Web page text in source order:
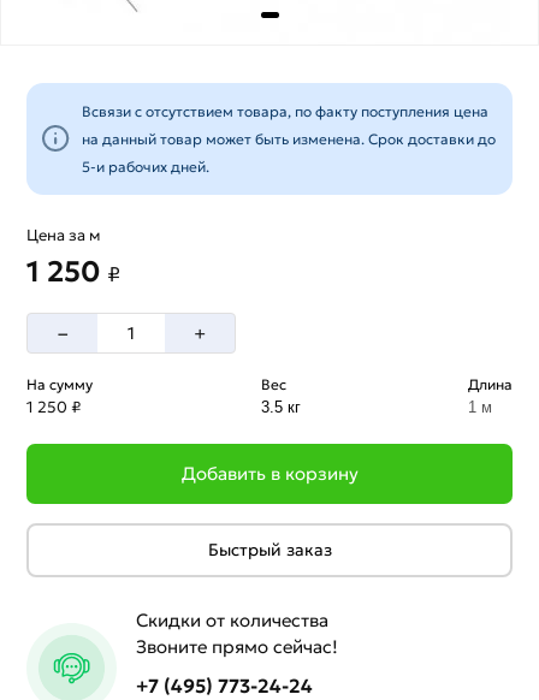
Всвязи с отсутствием товара, по факту поступления цена
на данный товар может быть изменена. Срок доставки до
5-и рабочих дней.
Цена за м
1 250 ₽
– +
На сумму
1 250 ₽
Вес
3.5 кг
Длина
1 м
Добавить в корзину
Быстрый заказ
Скидки от количества
Звоните прямо сейчас!
+7 (495) 773-24-24